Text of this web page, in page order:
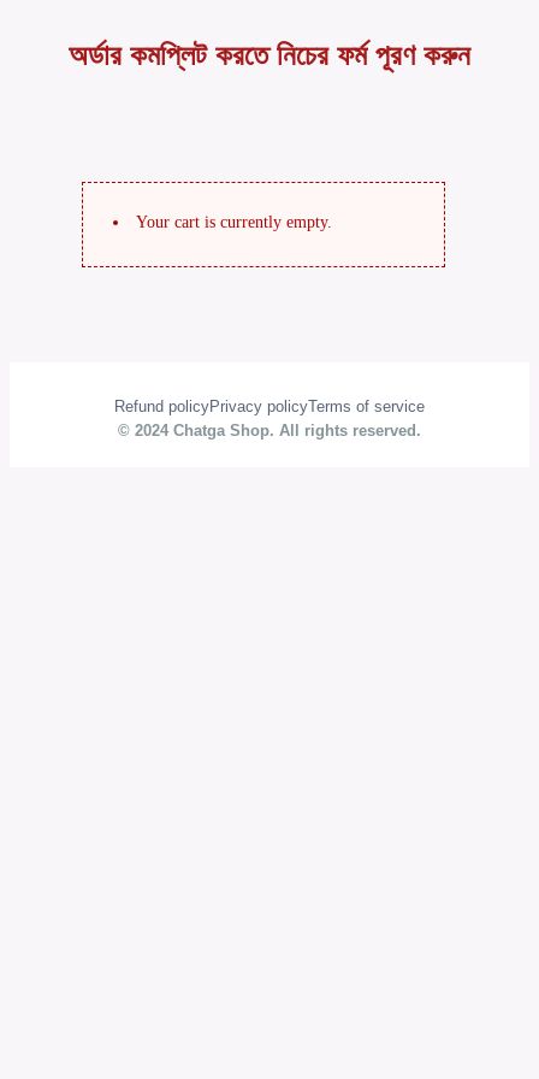
অর্ডার কমপ্লিট করতে নিচের ফর্ম পূরণ করুন
Your cart is currently empty.
Refund policyPrivacy policyTerms of service
© 2024 Chatga Shop. All rights reserved.